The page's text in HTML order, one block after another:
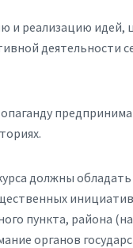
и реализацию идей,
деятельности
должны
пункта, района
органов